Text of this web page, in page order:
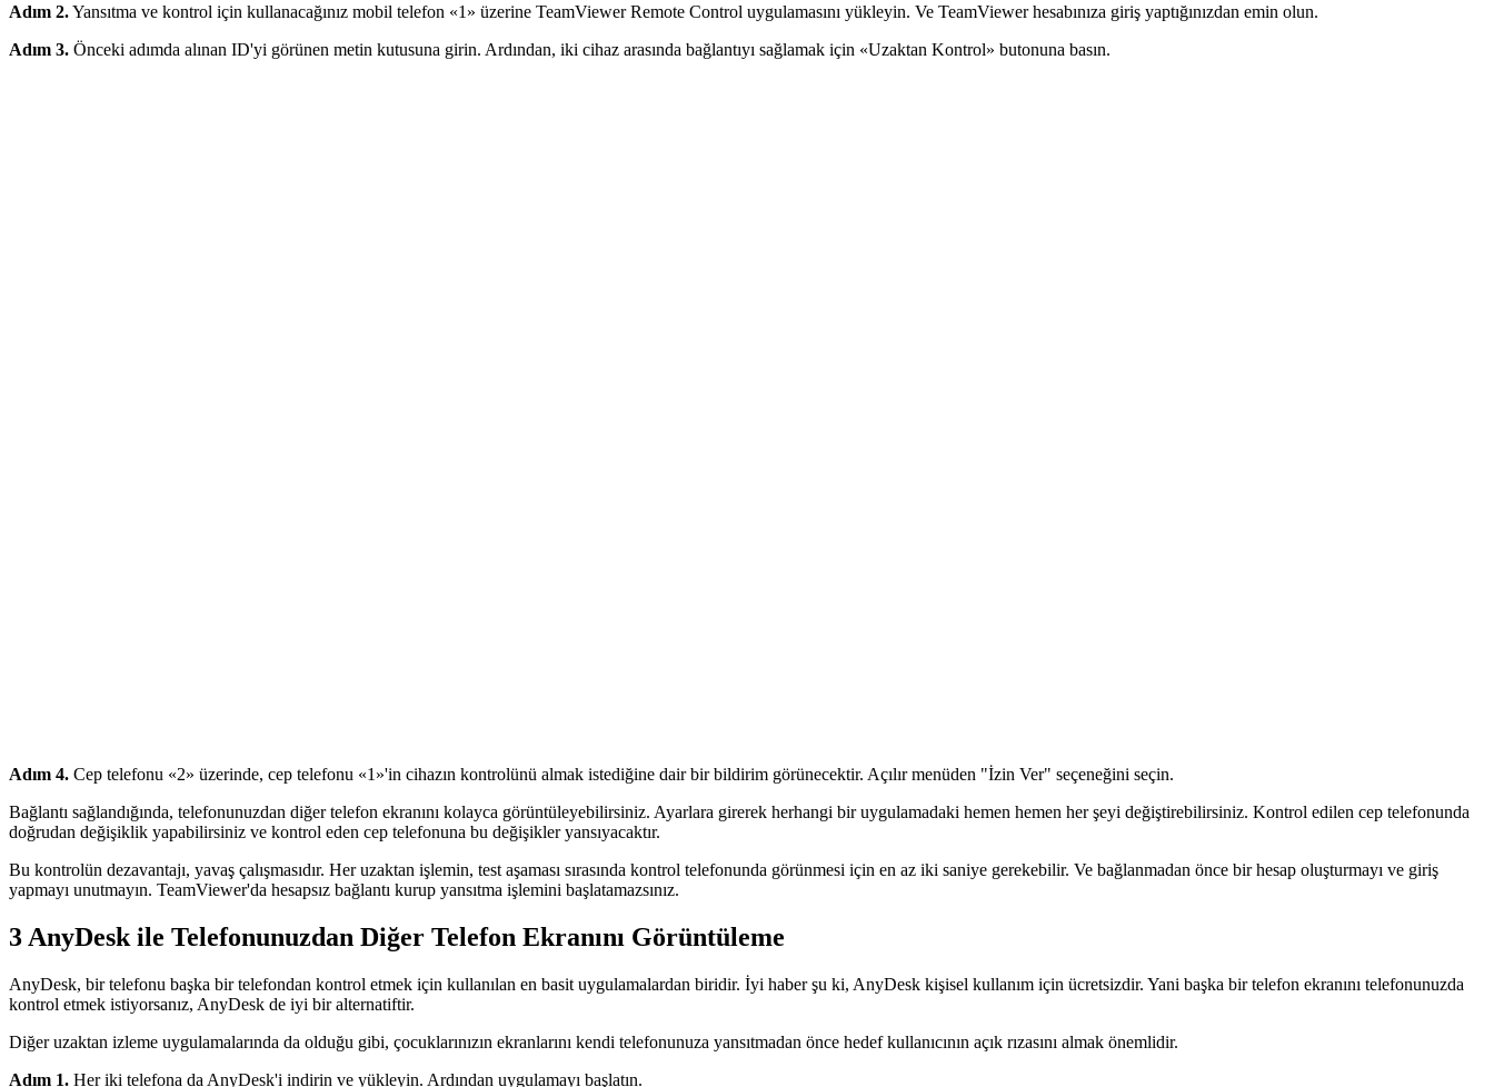
Adım 2.Yansıtma ve kontrol için kullanacağınız mobil telefon «1» üzerine TeamViewer Remote Control uygulamasını yükleyin. Ve TeamViewer hesabınıza giriş yaptığınızdan emin olun.
Adım 3. Önceki adımda alınan ID'yi görünen metin kutusuna girin. Ardından, iki cihaz arasında bağlantıyı sağlamak için «Uzaktan Kontrol» butonuna basın.
Adım 4. Cep telefonu «2» üzerinde, cep telefonu «1»'in cihazın kontrolünü almak istediğine dair bir bildirim görünecektir. Açılır menüden "İzin Ver" seçeneğini seçin.
Bağlantı sağlandığında, telefonunuzdan diğer telefon ekranını kolayca görüntüleyebilirsiniz. Ayarlara girerek herhangi bir uygulamadaki hemen hemen her şeyi değiştirebilirsiniz. Kontrol edilen cep telefonunda
doğrudan değişiklik yapabilirsiniz ve kontrol eden cep telefonuna bu değişikler yansıyacaktır.
Bu kontrolün dezavantajı, yavaş çalışmasıdır. Her uzaktan işlemin, test aşaması sırasında kontrol telefonunda görünmesi için en az iki saniye gerekebilir. Ve bağlanmadan önce bir hesap oluşturmayı ve giriş
yapmayı unutmayın. TeamViewer'da hesapsız bağlantı kurup yansıtma işlemini başlatamazsınız.
3 AnyDesk ile Telefonunuzdan Diğer Telefon Ekranını Görüntüleme
AnyDesk, bir telefonu başka bir telefondan kontrol etmek için kullanılan en basit uygulamalardan biridir. İyi haber şu ki, AnyDesk kişisel kullanım için ücretsizdir. Yani başka bir telefon ekranını telefonunuzda
kontrol etmek istiyorsanız, AnyDesk de iyi bir alternatiftir.
Diğer uzaktan izleme uygulamalarında da olduğu gibi, çocuklarınızın ekranlarını kendi telefonunuza yansıtmadan önce hedef kullanıcının açık rızasını almak önemlidir.
Adım 1. Her iki telefona da AnyDesk'i indirin ve yükleyin. Ardından uygulamayı başlatın.